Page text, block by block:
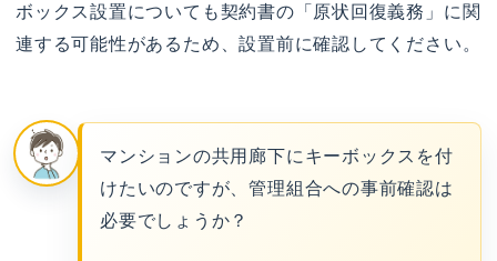
ボックス設置についても契約書の「原状回復義務」に関
連する可能性があるため、設置前に確認してください。
マンションの共用廊下にキーボックスを付
けたいのですが、管理組合への事前確認は
必要でしょうか？